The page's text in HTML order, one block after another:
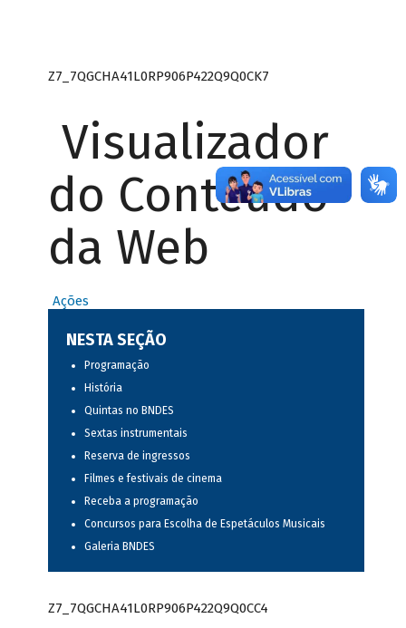
Z7_7QGCHA41L0RP906P422Q9Q0CK7
Visualizador
do Conteúdo
da Web
Ações
NESTA SEÇÃO
Programação
História
Quintas no BNDES
Sextas instrumentais
Reserva de ingressos
Filmes e festivais de cinema
Receba a programação
Concursos para Escolha de Espetáculos Musicais
Galeria BNDES
Z7_7QGCHA41L0RP906P422Q9Q0CC4